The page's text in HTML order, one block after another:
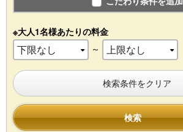
※大人1名様あたりの料金
～
検索条件をクリア
検索